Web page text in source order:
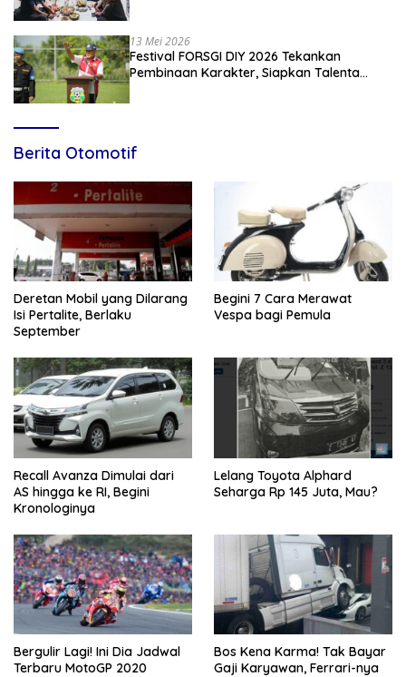
13 Mei 2026
Festival FORSGI DIY 2026 Tekankan
Pembinaan Karakter, Siapkan Talenta
Berita Otomotif
Deretan Mobil yang Dilarang
Isi Pertalite, Berlaku
September
Begini 7 Cara Merawat
Vespa bagi Pemula
Recall Avanza Dimulai dari
AS hingga ke RI, Begini
Kronologinya
Lelang Toyota Alphard
Seharga Rp 145 Juta, Mau?
Bergulir Lagi! Ini Dia Jadwal
Terbaru MotoGP 2020
Bos Kena Karma! Tak Bayar
Gaji Karyawan, Ferrari-nya